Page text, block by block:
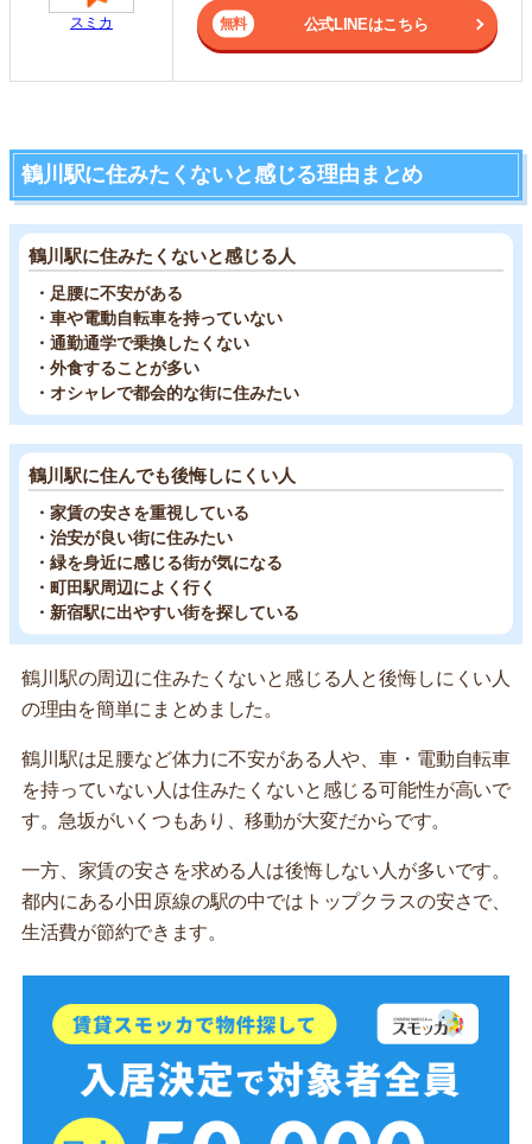
スミカ 公式LINEはこちら
鶴川駅に住みたくないと感じる理由まとめ
鶴川駅に住みたくないと感じる人
・足腰に不安がある
・車や電動自転車を持っていない
・通勤通学で乗換したくない
・外食することが多い
・オシャレで都会的な街に住みたい
鶴川駅に住んでも後悔しにくい人
・家賃の安さを重視している
・治安が良い街に住みたい
・緑を身近に感じる街が気になる
・町田駅周辺によく行く
・新宿駅に出やすい街を探している
鶴川駅の周辺に住みたくないと感じる人と後悔しにくい人
の理由を簡単にまとめました。
鶴川駅は足腰など体力に不安がある人や、車・電動自転車
を持っていない人は住みたくないと感じる可能性が高いで
す。急坂がいくつもあり、移動が大変だからです。
一方、家賃の安さを求める人は後悔しない人が多いです。
都内にある小田原線の駅の中ではトップクラスの安さで、
生活費が節約できます。